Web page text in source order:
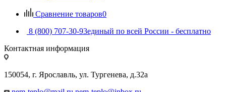
Сравнение товаров0
8 (800) 707-30-93единый по всей России - бесплатно
Контактная информация
150054, г. Ярославль, ул. Тургенева, д.32а